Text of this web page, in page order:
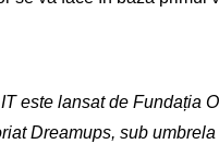
este lansat de Fundația
Dreamups, sub